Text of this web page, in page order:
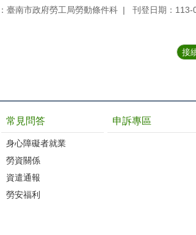
臺南市政府勞工局勞動條件科 刊登日期：113-
接
常見問答
身心障礙者就業
勞資關係
資遣通報
勞安福利
申訴專區